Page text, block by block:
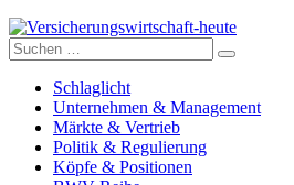
Versicherungswirtschaft-heute
Suche
nach:
Schlaglicht
Unternehmen & Management
Märkte & Vertrieb
Politik & Regulierung
Köpfe & Positionen